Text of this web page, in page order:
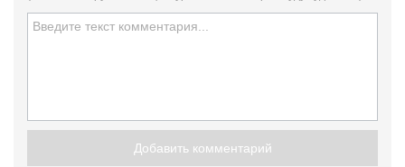
Добавить комментарий